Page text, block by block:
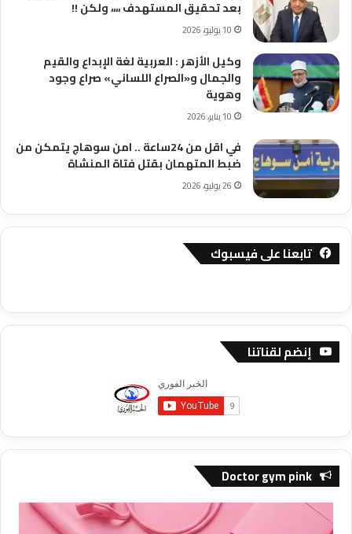
بعد تحقيق المستهدف ،،،، ولكن !!
10 يوليو، 2026
وكيل الأزهر : العربية لغة الإبداع والقيم
والجمال و«الصراع اللساني» صراع وجود
وهوية
10 يناير، 2026
في اقل من 24ساعة .. امن سوهاج يتمكن من
ضبط المتهمان بقتل فتاة المنشاة
26 يوليو، 2026
تابعنا على فيسبوك
إنضم لقناتنا
Doctor gym pink